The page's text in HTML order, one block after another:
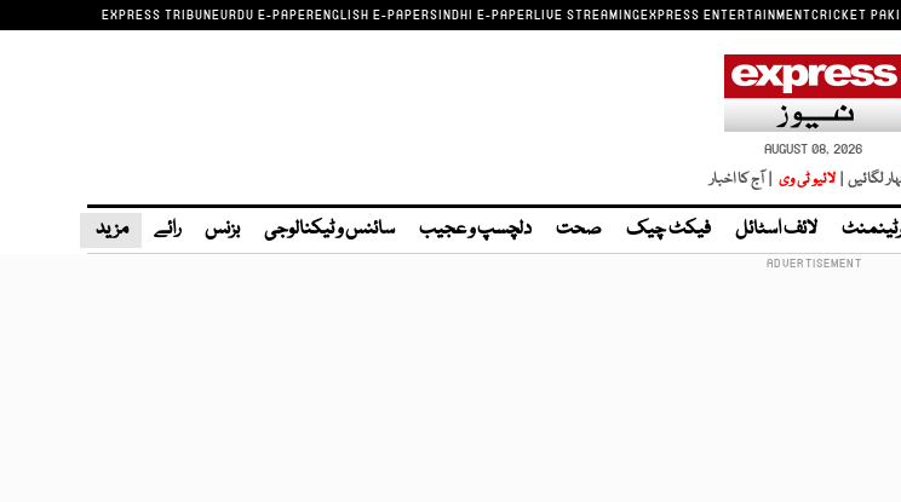
EXPRESS TRIBUNEURDU E-PAPERENGLISH E-PAPERSINDHI E-PAPERLIVE STREAMINGEXPRESS ENTERTAINMENTCRICKET
AUGUST 08, 2026
لگائیں | لائیو ٹی وی | آج کا اخبار
لائف اسٹائل فیکٹ چیک صحت دلچسپ و عجیب سائنس و ٹیکنالوجی بزنس رائے مزید